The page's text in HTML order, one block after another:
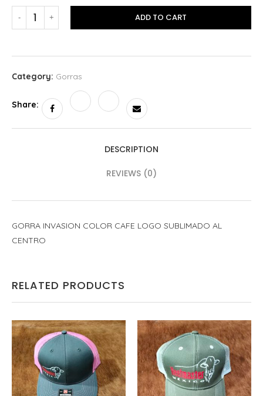
ADD TO CART
Category: Gorras
Share:
DESCRIPTION
REVIEWS (0)
GORRA INVASION COLOR CAFE LOGO SUBLIMADO AL
CENTRO
RELATED PRODUCTS